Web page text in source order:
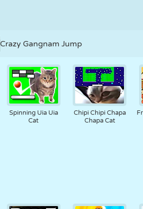
Crazy Gangnam Jump
Spinning Uia Uia
Cat
Chipi Chipi Chapa
Chapa Cat